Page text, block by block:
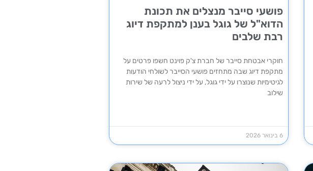
פושעי סייבר מנצלים את תכונת
הדוא"ל של גוגל בענן למתקפת דיוג
רבת שלבים
חוקרי אבטחת סייבר של חברת צ'ק פוינט חשפו פרטים על
מתקפת דיוג שבה מתחזים פושעי הסייבר לשולחי הודעות
לגיטימיות שנוצרו על ידי גוגל, על ​​ידי ניצול לרעה של שירות
שילוב
6 בינואר 2026